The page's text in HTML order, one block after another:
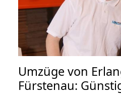
Umzüge von
Fürstenau: